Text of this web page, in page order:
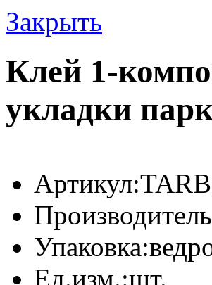
Закрыть
Клей 1-
укладки
Артикул:
Упаковка:
Ед.изм.:шт.